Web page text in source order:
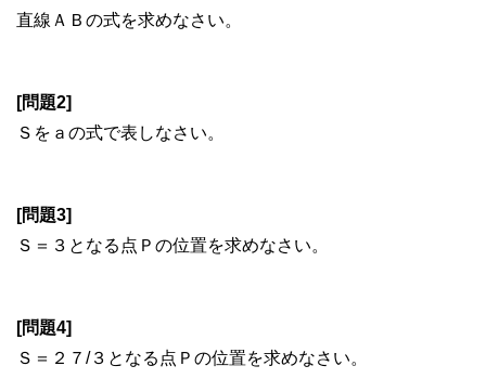
直線ＡＢの式を求めなさい。
[問題2]
Ｓをａの式で表しなさい。
[問題3]
Ｓ＝３となる点Ｐの位置を求めなさい。
[問題4]
Ｓ＝２７/３となる点Ｐの位置を求めなさい。